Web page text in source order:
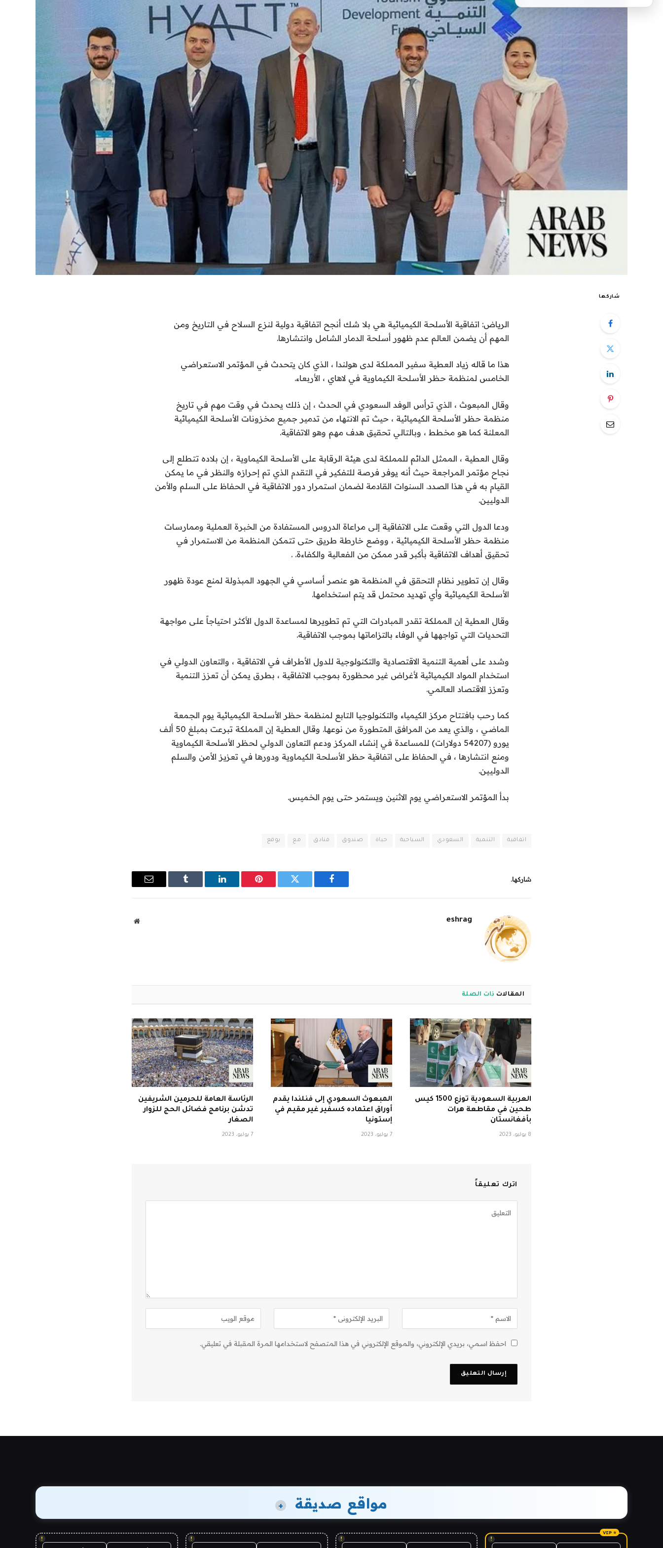
شاركها
الرياض: اتفاقية الأسلحة الكيميائية هي بلا شك أنجح اتفاقية دولية لنزع السلاح في التاريخ ومن
المهم أن يضمن العالم عدم ظهور أسلحة الدمار الشامل وانتشارها.
هذا ما قاله زياد العطية سفير المملكة لدى هولندا ، الذي كان يتحدث في المؤتمر الاستعراضي
الخامس لمنظمة حظر الأسلحة الكيماوية في لاهاي ، الأربعاء.
وقال المبعوث ، الذي ترأس الوفد السعودي في الحدث ، إن ذلك يحدث في وقت مهم في تاريخ
منظمة حظر الأسلحة الكيميائية ، حيث تم الانتهاء من تدمير جميع مخزونات الأسلحة الكيميائية
المعلنة كما هو مخطط ، وبالتالي تحقيق هدف مهم وهو الاتفاقية.
وقال العطية ، الممثل الدائم للمملكة لدى هيئة الرقابة على الأسلحة الكيماوية ، إن بلاده تتطلع إلى
نجاح مؤتمر المراجعة حيث أنه يوفر فرصة للتفكير في التقدم الذي تم إحرازه والنظر في ما يمكن
القيام به في هذا الصدد. السنوات القادمة لضمان استمرار دور الاتفاقية في الحفاظ على السلم والأمن
الدوليين.
ودعا الدول التي وقعت على الاتفاقية إلى مراعاة الدروس المستفادة من الخبرة العملية وممارسات
منظمة حظر الأسلحة الكيميائية ، ووضع خارطة طريق حتى تتمكن المنظمة من الاستمرار في
تحقيق أهداف الاتفاقية بأكبر قدر ممكن من الفعالية والكفاءة. .
وقال إن تطوير نظام التحقق في المنظمة هو عنصر أساسي في الجهود المبذولة لمنع عودة ظهور
الأسلحة الكيميائية وأي تهديد محتمل قد يتم استخدامها.
وقال العطية إن المملكة تقدر المبادرات التي تم تطويرها لمساعدة الدول الأكثر احتياجاً على مواجهة
التحديات التي تواجهها في الوفاء بالتزاماتها بموجب الاتفاقية.
وشدد على أهمية التنمية الاقتصادية والتكنولوجية للدول الأطراف في الاتفاقية ، والتعاون الدولي في
استخدام المواد الكيميائية لأغراض غير محظورة بموجب الاتفاقية ، بطرق يمكن أن تعزز التنمية
وتعزز الاقتصاد العالمي.
كما رحب بافتتاح مركز الكيمياء والتكنولوجيا التابع لمنظمة حظر الأسلحة الكيميائية يوم الجمعة
الماضي ، والذي يعد من المرافق المتطورة من نوعها. وقال العطية إن المملكة تبرعت بمبلغ 50 ألف
يورو (54207 دولارات) للمساعدة في إنشاء المركز ودعم التعاون الدولي لحظر الأسلحة الكيماوية
ومنع انتشارها ، في الحفاظ على اتفاقية حظر الأسلحة الكيماوية ودورها في تعزيز الأمن والسلم
الدوليين.
بدأ المؤتمر الاستعراضي يوم الاثنين ويستمر حتى يوم الخميس.
اتفاقية التنمية السعودي السياحية حياة صندوق فنادق مع يوقع
شاركها.
فيسبوك تويتر بينتيريستلينكدإن Tumblr
البريد
eshrag
موقع
المقالات ذات الصلة
العربية السعودية توزع 1500 كيس
طحين في مقاطعة هرات
بأفغانستان
8 يوليو، 2023
المبعوث السعودي إلى فنلندا يقدم
أوراق اعتماده كسفير غير مقيم في
إستونيا
7 يوليو، 2023
الرئاسة العامة للحرمين الشريفين
تدشن برنامج فضائل الحج للزوار
الصغار
7 يوليو، 2023
اترك تعليقاً
احفظ اسمي، بريدي الإلكتروني، والموقع الإلكتروني في هذا المتصفح لاستخدامها المرة المقبلة في تعليقي.
مواقع صديقة +
!
!
!
!